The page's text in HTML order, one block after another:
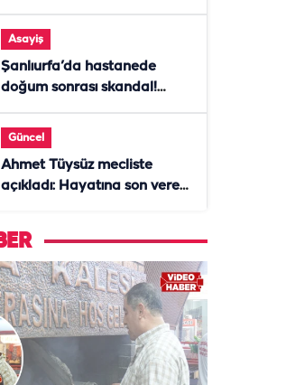
Asayiş
Şanlıurfa’da hastanede
doğum sonrası skandal!
Güncel
Ahmet Tüysüz mecliste
açıkladı: Hayatına son veren